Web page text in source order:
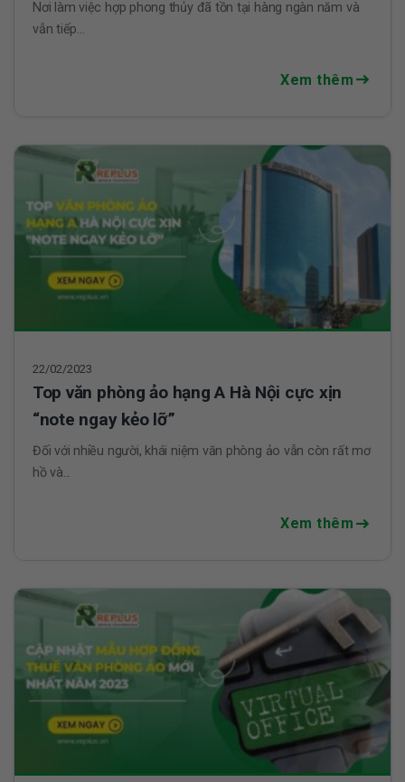
Nơi làm việc hợp phong thủy đã tồn tại hàng ngàn năm và
vẫn tiếp...
Xem thêm
22/02/2023
Top văn phòng ảo hạng A Hà Nội cực xịn
“note ngay kẻo lỡ”
Đối với nhiều người, khái niệm văn phòng ảo vẫn còn rất mơ
hồ và...
Xem thêm